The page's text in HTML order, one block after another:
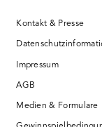
Kontakt & Presse
Impressum
AGB
Medien & Formulare